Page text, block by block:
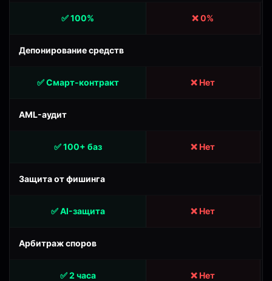
✅ 100% ❌ 0%
Депонирование средств
✅ Смарт-контракт ❌ Нет
AML-аудит
✅ 100+ баз ❌ Нет
Защита от фишинга
✅ AI-защита ❌ Нет
Арбитраж споров
✅ 2 часа ❌ Нет